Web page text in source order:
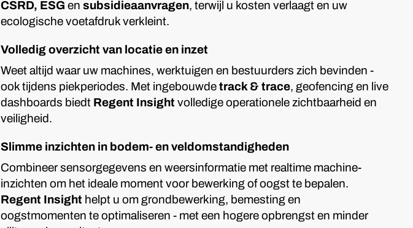
CSRD, ESG en subsidieaanvragen, terwijl u kosten verlaagt en uw
ecologische voetafdruk verkleint.
Volledig overzicht van locatie en inzet
Weet altijd waar uw machines, werktuigen en bestuurders zich bevinden -
ook tijdens piekperiodes. Met ingebouwdetrack & trace, geofencing en live
dashboards biedt Regent Insight volledige operationele zichtbaarheid en
veiligheid.
Slimme inzichten in bodem- en veldomstandigheden
Combineer sensorgegevens en weersinformatie met realtime machine-
inzichten om het ideale moment voor bewerking of oogst te bepalen.
Regent Insight helpt u om grondbewerking, bemesting en
oogstmomenten te optimaliseren - met een hogere opbrengst en minder